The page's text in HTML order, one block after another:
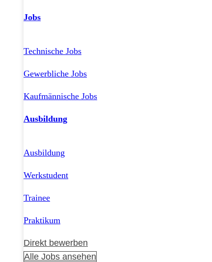
Jobs
Technische Jobs
Gewerbliche Jobs
Kaufmännische Jobs
Ausbildung
Ausbildung
Werkstudent
Trainee
Praktikum
Direkt bewerben
Alle Jobs ansehen